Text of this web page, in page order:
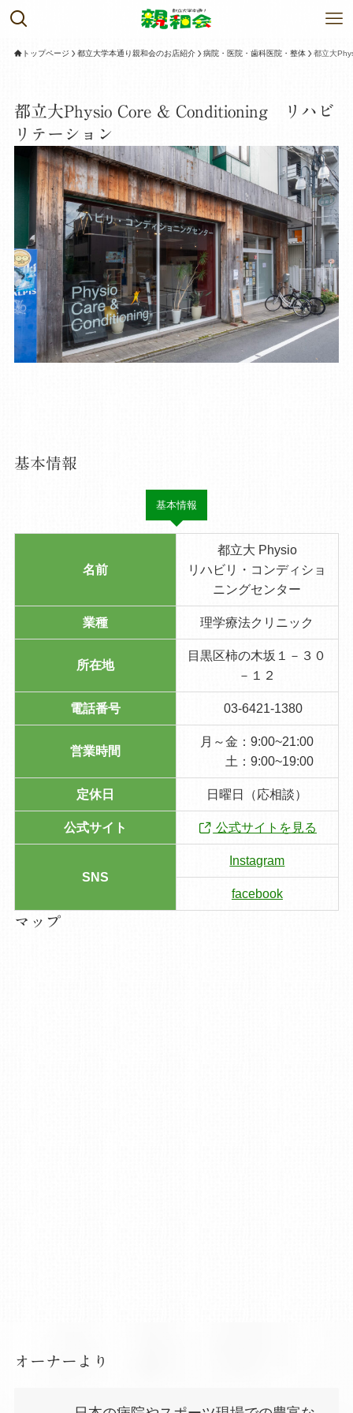
トップページ 都立大学本通り親和会のお店紹介 病院・医院・歯科医院・整体 都立大
都立大Physio Core & Conditioning リハビ
リテーション
基本情報
基本情報
名前
都立大 Physio
リハビリ・コンディショ
ニングセンター
業種 理学療法クリニック
所在地
目黒区柿の木坂１－３０
－１２
電話番号 03-6421-1380
営業時間
月～金：9:00~21:00
土：9:00~19:00
定休日 日曜日（応相談）
公式サイト 公式サイトを見る
SNS
Instagram
facebook
マップ
オーナーより